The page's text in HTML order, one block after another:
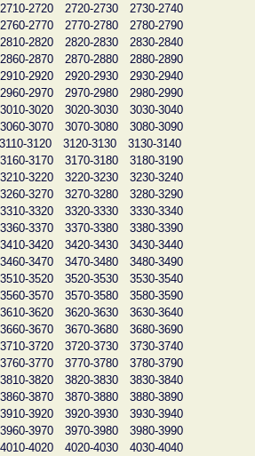
2710-2720 2720-2730
2730-2740
2760-2770 2770-2780
2780-2790
2810-2820 2820-2830
2830-2840
2860-2870 2870-2880
2880-2890
2910-2920 2920-2930
2930-2940
2960-2970 2970-2980
2980-2990
3010-3020 3020-3030
3030-3040
3060-3070 3070-3080
3080-3090
3110-3120 3120-3130
3130-3140
3160-3170 3170-3180
3180-3190
3210-3220 3220-3230
3230-3240
3260-3270 3270-3280
3280-3290
3310-3320 3320-3330
3330-3340
3360-3370 3370-3380
3380-3390
3410-3420 3420-3430
3430-3440
3460-3470 3470-3480
3480-3490
3510-3520 3520-3530
3530-3540
3560-3570 3570-3580
3580-3590
3610-3620 3620-3630
3630-3640
3660-3670 3670-3680
3680-3690
3710-3720 3720-3730
3730-3740
3760-3770 3770-3780
3780-3790
3810-3820 3820-3830
3830-3840
3860-3870 3870-3880
3880-3890
3910-3920 3920-3930
3930-3940
3960-3970 3970-3980
3980-3990
4010-4020 4020-4030
4030-4040